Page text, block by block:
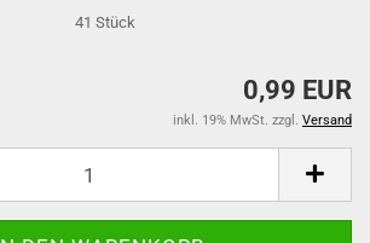
41Stück
0,99 EUR
inkl. 19% MwSt. zzgl. Versand